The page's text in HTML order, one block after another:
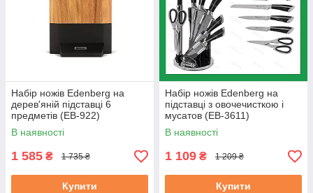
Набір ножів Edenberg на
дерев'яній підставці 6
предметів (EB-922)
В наявності
1 585 ₴ 1 735 ₴
Купити
Набір ножів Edenberg на
підставці з овочечисткою і
мусатов (EB-3611)
В наявності
1 109 ₴ 1 209 ₴
Купити